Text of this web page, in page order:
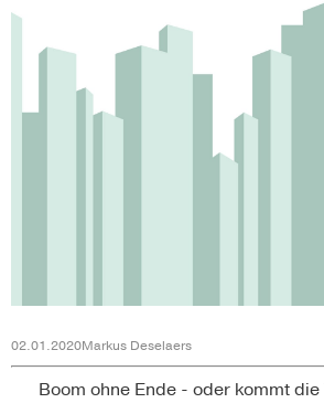
02.01.2020Markus Deselaers
Boom ohne Ende - oder kommt